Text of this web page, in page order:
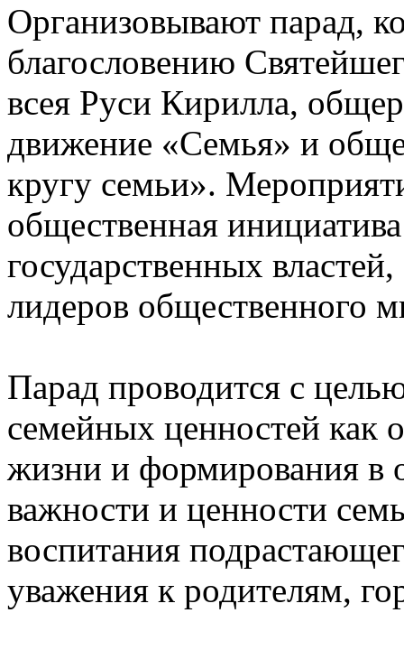
Организовывают парад,
благословению
всея Руси Кирилла,
движение «Семья» и
кругу семьи».
общественная
государственных
лидеров общественного
Парад проводится с
семейных ценностей как
жизни и формирования в
важности и ценности
воспитания
уважения к родителям,